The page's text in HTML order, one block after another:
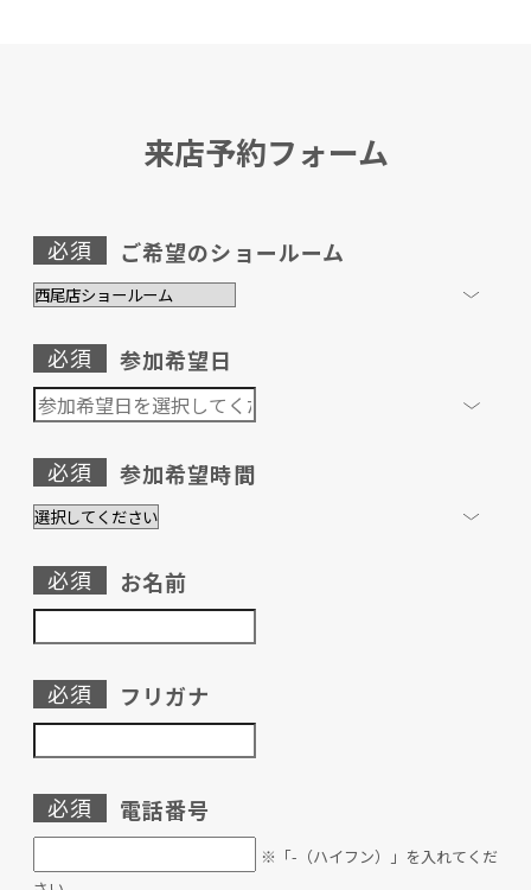
来店予約フォーム
必須 ご希望のショールーム
必須 参加希望日
必須 参加希望時間
必須 お名前
必須 フリガナ
必須 電話番号
※「-（ハイフン）」を入れてくだ